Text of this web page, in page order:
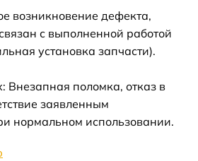
возникновение дефекта,
с выполненной работой
установка запчасти).
Внезапная поломка, отказ в
заявленным
нормальном использовании.